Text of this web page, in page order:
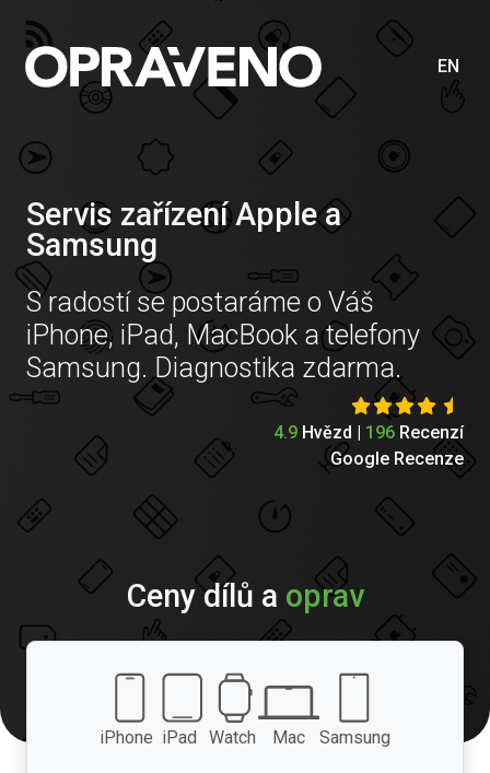
EN
Servis zařízení Apple a
Samsung
S radostí se postaráme o Váš
iPhone, iPad, MacBook a telefony
Samsung. Diagnostika zdarma.
4.9 Hvězd | 196 Recenzí
Google Recenze
Ceny dílů a oprav
iPhone iPad Watch Mac Samsung